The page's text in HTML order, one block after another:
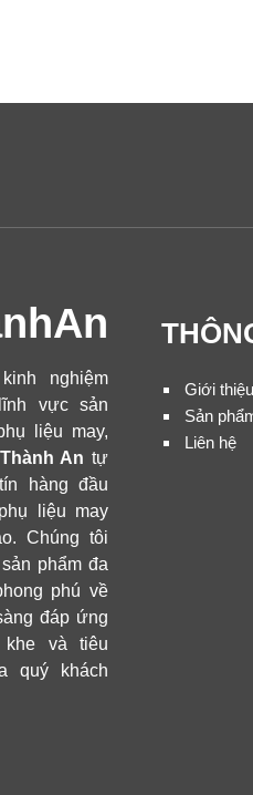
nghiệm
vực sản
liệu may,
An tự
hàng đầu
liệu may
Chúng tôi
phẩm đa
phú về
đáp ứng
và tiêu
quý khách
Giới
Sản
Liên hệ